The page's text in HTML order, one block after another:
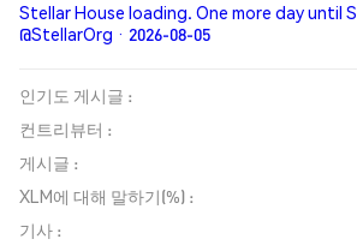
Stellar House loading. One more day until
@StellarOrg · 2026-08-05
인기도 게시글 :
컨트리뷰터 :
게시글 :
XLM에 대해 말하기(%) :
기사 :